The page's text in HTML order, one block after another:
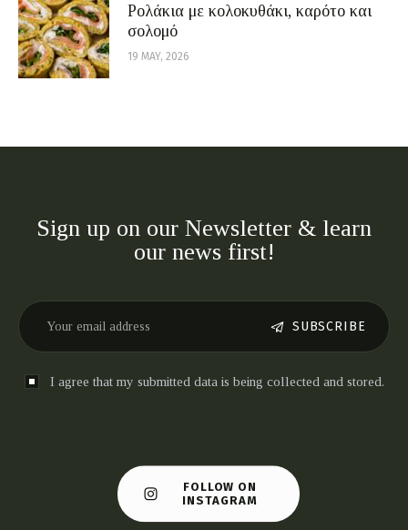
Ρολάκια με κολοκυθάκι, καρότο και
σολομό
19 MAY, 2026
Sign up on our Newsletter & learn
our news first!
SUBSCRIBE
I agree that my submitted data is being collected and stored.
FOLLOW ON
INSTAGRAM